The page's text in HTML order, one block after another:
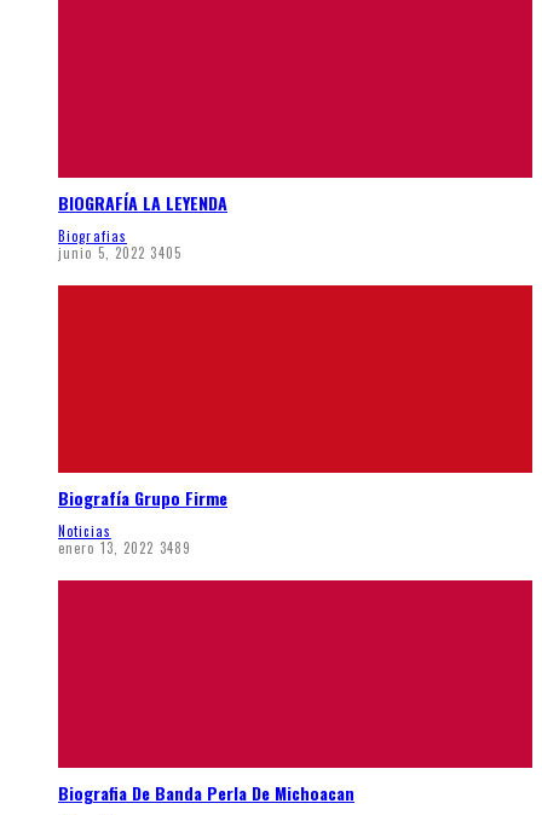
BIOGRAFÍA LA LEYENDA
Biografias
junio 5, 2022 3405
Biografía Grupo Firme
Noticias
enero 13, 2022 3489
Biografia De Banda Perla De Michoacan